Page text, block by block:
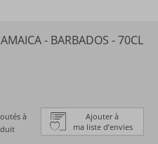
- BARBADOS - 70CL
Ajouter à
ma liste d’envies
à